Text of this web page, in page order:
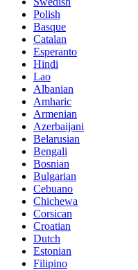
Polish
Basque
Catalan
Esperanto
Hindi
Lao
Albanian
Amharic
Armenian
Azerbaijani
Belarusian
Bengali
Bosnian
Bulgarian
Cebuano
Chichewa
Corsican
Croatian
Dutch
Estonian
Filipino